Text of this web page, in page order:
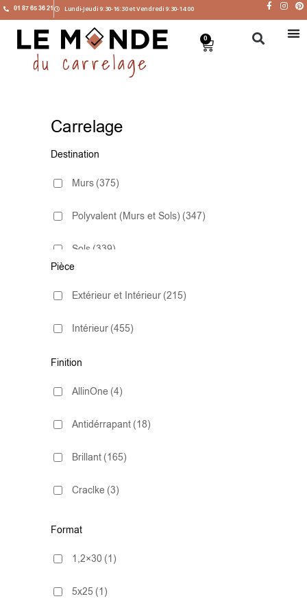
01 87 65 36 21 Lundi-Jeudi 9:30-16:30 et Vendredi 9:30-14:00
0
Carrelage
Destination
Murs (375)
Polyvalent (Murs et Sols) (347)
Sols (339)
Pièce
Extérieur et Intérieur (215)
Intérieur (455)
Finition
AllinOne (4)
Antidérrapant (18)
Brillant (165)
Craclke (3)
ExtraWhite
Lapado (1)
Mate (292)
Format
1,2×30 (1)
5x25 (1)